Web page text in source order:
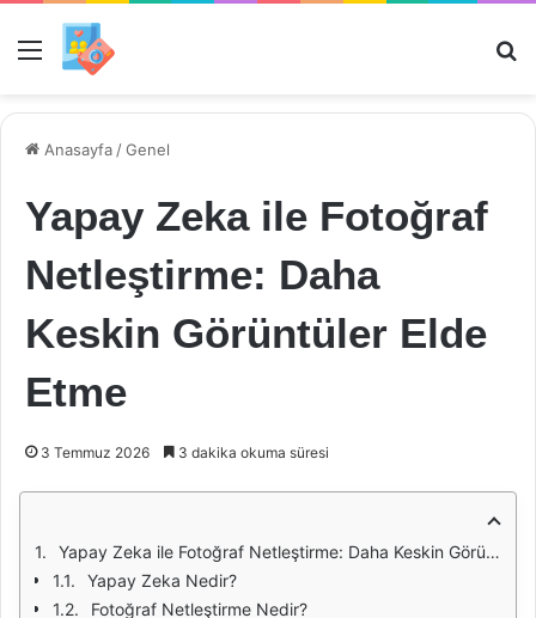
Menü
Anasayfa /Genel
Yapay Zeka ile Fotoğraf
Netleştirme: Daha
Keskin Görüntüler Elde
Etme
3 Temmuz 2026 3 dakika okuma süresi
Yapay Zeka ile Fotoğraf Netleştirme: Daha Keskin Görüntüler Elde Etme
Yapay Zeka Nedir?
Fotoğraf Netleştirme Nedir?